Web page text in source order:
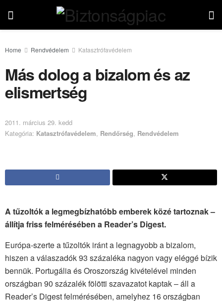
Home Rendvédelem Katasztrófavédelem
Más dolog a bizalom és az
elismertség
2011. március 29. kedd
Kategória: Katasztrófavédelem, Rendőrség, Rendvédelem
A tűzoltók a legmegbízhatóbb emberek közé tartoznak –
állítja friss felmérésében a Reader’s Digest.
Európa-szerte a tűzoltók iránt a legnagyobb a bizalom,
hiszen a válaszadók 93 százaléka nagyon vagy eléggé bízik
bennük. Portugália és Oroszország kivételével minden
országban 90 százalék fölötti szavazatot kaptak – áll a
Reader’s Digest felmérésében, amelyhez 16 országban